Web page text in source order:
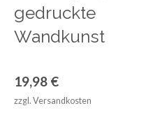
gedruckte
Wandkunst
19,98 €
zzgl. Versandkosten